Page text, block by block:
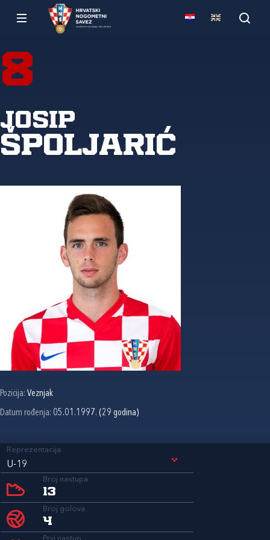
8
Josip
Špoljarić
Pozicija: Veznjak
Datum rođenja: 05.01.1997. (29 godina)
Reprezentacija
U-19
Broj nastupa
13
Broj golova
4
Prvi nastup